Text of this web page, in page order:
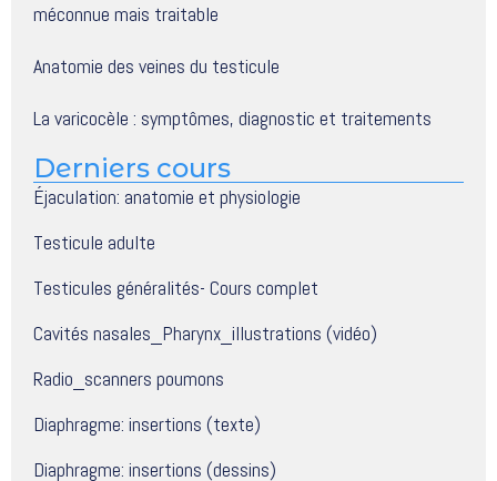
méconnue mais traitable
Anatomie des veines du testicule
La varicocèle : symptômes, diagnostic et traitements
Derniers cours
Éjaculation: anatomie et physiologie
Testicule adulte
Testicules généralités- Cours complet
Cavités nasales_Pharynx_illustrations (vidéo)
Radio_scanners poumons
Diaphragme: insertions (texte)
Diaphragme: insertions (dessins)